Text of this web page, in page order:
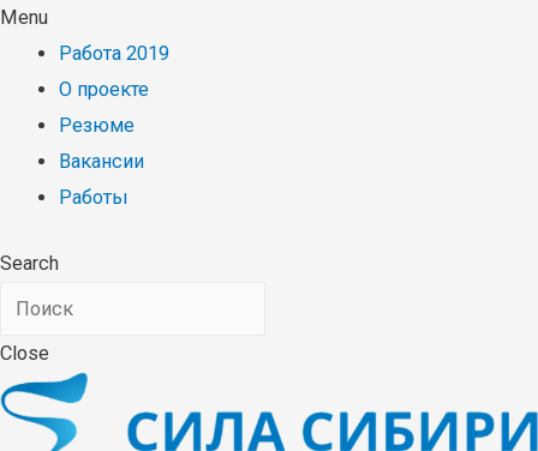
Menu
Работа 2019
О проекте
Резюме
Вакансии
Работы
Search
Close